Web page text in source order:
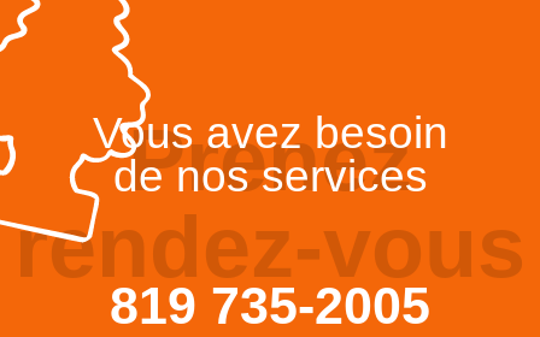
Prenez
rendez-vous
Vous avez besoin
de nos services
819 735-2005